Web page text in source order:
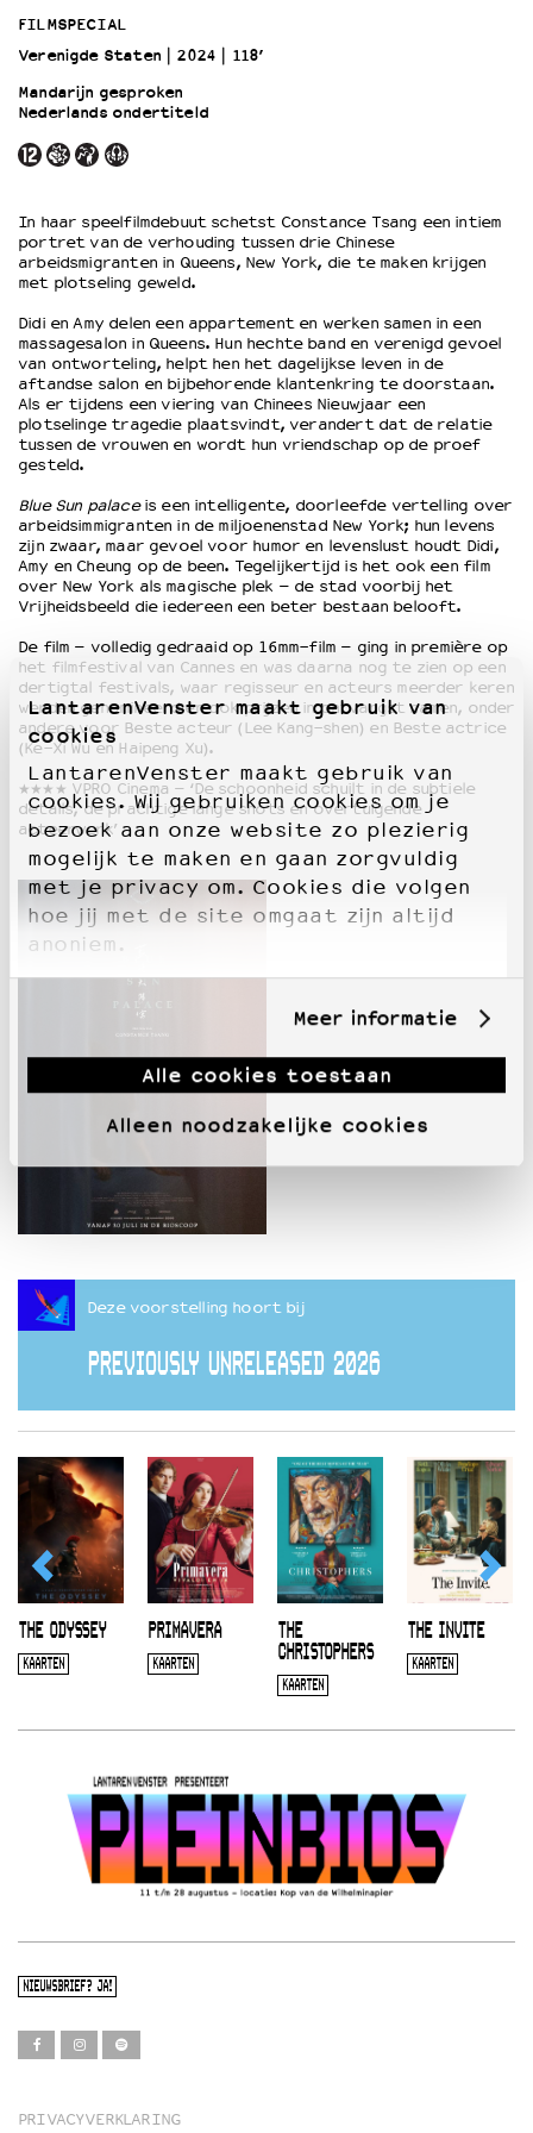
LantarenVenster maakt gebruik van
cookies
LantarenVenster maakt gebruik van
cookies. Wij gebruiken cookies om je
bezoek aan onze website zo plezierig
mogelijk te maken en gaan zorgvuldig
met je privacy om. Cookies die volgen
hoe jij met de site omgaat zijn altijd
anoniem.
Meer informatie
Alle cookies toestaan
Alleen noodzakelijke cookies
OVER LANTARENVENSTER
Wat we doen
Werken bij
Wie is wie
Partners
Huisregels
Privacyverklaring
Integriteits- en gedragscode
Duurzaamheid
Culturele boycot Israël
Ruimte voor artistieke vrijheid – VNPF
FILMSPECIAL
Verenigde Staten
2024
118’
Mandarijn gesproken
Nederlands ondertiteld
In haar speelfilmdebuut schetst Constance Tsang een intiem
portret van de verhouding tussen drie Chinese
arbeidsmigranten in Queens, New York, die te maken krijgen
met plotseling geweld.
Didi en Amy delen een appartement en werken samen in een
massagesalon in Queens. Hun hechte band en verenigd gevoel
van ontworteling, helpt hen het dagelijkse leven in de
aftandse salon en bijbehorende klantenkring te doorstaan.
Als er tijdens een viering van Chinees Nieuwjaar een
plotselinge tragedie plaatsvindt, verandert dat de relatie
tussen de vrouwen en wordt hun vriendschap op de proef
gesteld.
Blue Sun palaceis een intelligente, doorleefde vertelling over
arbeidsimmigranten in de miljoenenstad New York; hun levens
zijn zwaar, maar gevoel voor humor en levenslust houdt Didi,
Amy en Cheung op de been. Tegelijkertijd is het ook een film
over New York als magische plek – de stad voorbij het
Vrijheidsbeeld die iedereen een beter bestaan belooft.
De film – volledig gedraaid op 16mm-film – ging in première op
het filmfestival van Cannes en was daarna nog te zien op een
dertigtal festivals, waar regisseur en acteurs meerder keren
werden genomineerd en ook prijzen in ontvangst namen, onder
andere voor Beste acteur (Lee Kang-shen) en Beste actrice
(Ke-Xi Wu en Haipeng Xu).
★★★★ VPRO Cinema – ‘De schoonheid schuilt in de subtiele
details, de prachtige lange shots en overtuigende
acteerwerk’
Deze voorstelling hoort bij
PREVIOUSLY UNRELEASED 2026
THE ODYSSEY
KAARTEN
PRIMAVERA
KAARTEN
THE
CHRISTOPHERS
KAARTEN
THE INVITE
KAARTEN
NIEUWSBRIEF? JA!
PRIVACYVERKLARING